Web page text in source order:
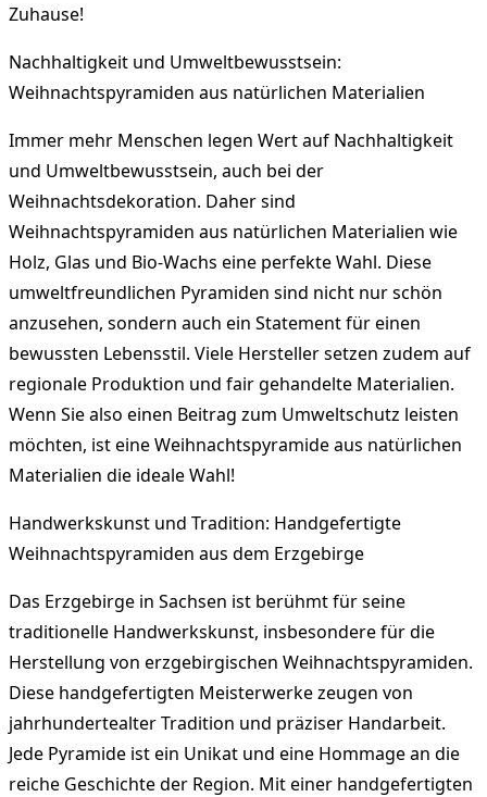
Zuhause!
Nachhaltigkeit und Umweltbewusstsein:
Weihnachtspyramiden aus natürlichen Materialien
Immer mehr Menschen legen Wert auf Nachhaltigkeit
und Umweltbewusstsein, auch bei der
Weihnachtsdekoration. Daher sind
Weihnachtspyramiden aus natürlichen Materialien wie
Holz, Glas und Bio-Wachs eine perfekte Wahl. Diese
umweltfreundlichen Pyramiden sind nicht nur schön
anzusehen, sondern auch ein Statement für einen
bewussten Lebensstil. Viele Hersteller setzen zudem auf
regionale Produktion und fair gehandelte Materialien.
Wenn Sie also einen Beitrag zum Umweltschutz leisten
möchten, ist eine Weihnachtspyramide aus natürlichen
Materialien die ideale Wahl!
Handwerkskunst und Tradition: Handgefertigte
Weihnachtspyramiden aus dem Erzgebirge
Das Erzgebirge in Sachsen ist berühmt für seine
traditionelle Handwerkskunst, insbesondere für die
Herstellung von erzgebirgischen Weihnachtspyramiden.
Diese handgefertigten Meisterwerke zeugen von
jahrhundertealter Tradition und präziser Handarbeit.
Jede Pyramide ist ein Unikat und eine Hommage an die
reiche Geschichte der Region. Mit einer handgefertigten